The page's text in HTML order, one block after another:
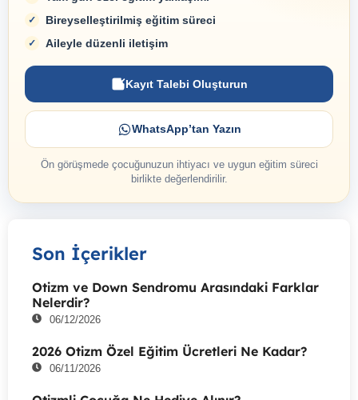
Bireyselleştirilmiş eğitim süreci
Aileyle düzenli iletişim
Kayıt Talebi Oluşturun
WhatsApp’tan Yazın
Ön görüşmede çocuğunuzun ihtiyacı ve uygun eğitim süreci
birlikte değerlendirilir.
Son İçerikler
Otizm ve Down Sendromu Arasındaki Farklar
Nelerdir?
06/12/2026
2026 Otizm Özel Eğitim Ücretleri Ne Kadar?
06/11/2026